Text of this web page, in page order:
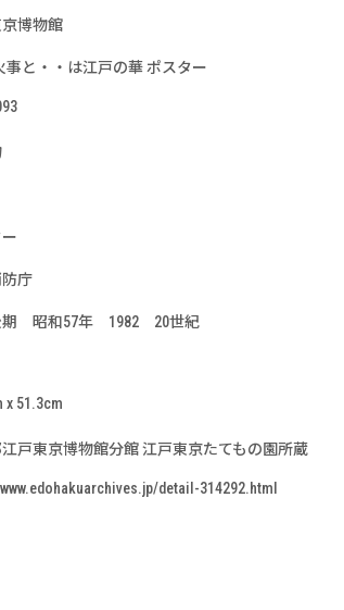
博物館
事と・・は江戸の華 ポスター
庁
期 昭和57年 1982 20世紀
x 51.3cm
戸東京博物館分館 江戸東京たてもの園所蔵
detail-314292.html